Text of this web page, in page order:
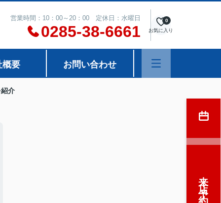
営業時間：10：00～20：00 定休日：水曜日
0285-38-6661 お気に入り
0
概要 お問い合わせ
介
来店予約